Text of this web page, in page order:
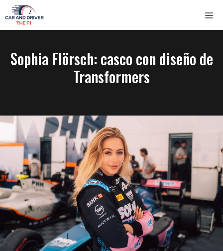
Saltar
al
contenido
Sophia Flörsch: casco con diseño de
Transformers